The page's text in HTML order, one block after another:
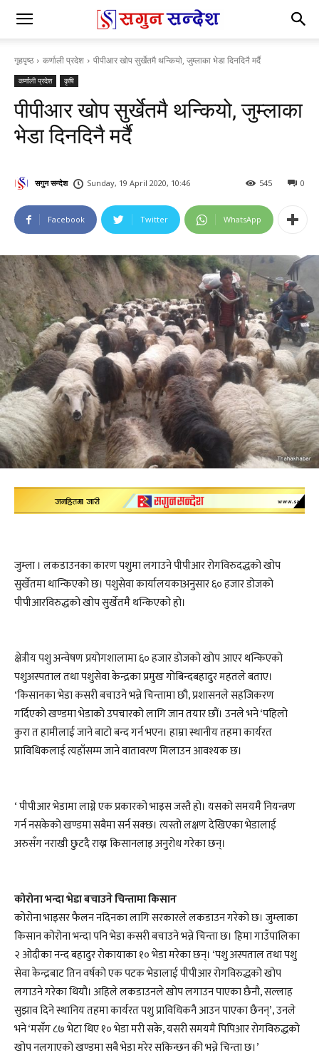
गृहपृष्ठ कर्णाली प्रदेश पीपीआर खोप सुर्खेतमै थन्कियो, जुम्लाका भेडा दिनदिनै मर्दै
कर्णाली प्रदेश कृषि
पीपीआर खोप सुर्खेतमै थन्कियो, जुम्लाका
भेडा दिनदिनै मर्दै
सगुन सन्देश Sunday, 19 April 2020, 10:46 0
545
Facebook Twitter WhatsApp
जुम्ला । लकडाउनका कारण पशुमा लगाउने पीपीआर रोगविरुदद्धको खोप
सुर्खेतमा थान्किएको छ। पशुसेवा कार्यालयकाअनुसार ६० हजार डोजको
पीपीआरविरुद्धको खोप सुर्खेतमै थन्किएको हो।
क्षेत्रीय पशु अन्वेषण प्रयोगशालामा ६० हजार डोजको खोप आएर थन्किएको
पशुअस्पताल तथा पशुसेवा केन्द्रका प्रमुख गोबिन्दबहादुर महतले बताए।
‘किसानका भेडा कसरी बचाउने भन्ने चिन्तामा छौ, प्रशासनले सहजिकरण
गर्दिएको खण्डमा भेडाको उपचारको लागि जान तयार छौं। उनले भने ‘पहिलो
कुरा त हामीलाई जाने बाटो बन्द गर्न भएन। हाम्रा स्थानीय तहमा कार्यरत
प्राविधिकलाई त्यहाँसम्म जाने वातावरण मिलाउन आवश्यक छ।
‘ पीपीआर भेडामा लाग्ने एक प्रकारको भाइस जस्तै हो। यसको समयमै नियन्त्रण
गर्न नसकेको खण्डमा सबैमा सर्न सक्छ। त्यस्तो लक्षण देखिएका भेडालाई
अरुसँग नराखी छुटदै राख्न किसानलाइ अनुरोध गरेका छन्।
कोरोना भन्दा भेडा बचाउने चिन्तामा किसान
कोरोना भाइसर फैलन नदिनका लागि सरकारले लकडाउन गरेको छ। जुम्लाका
किसान कोरोना भन्दा पनि भेडा कसरी बचाउने भन्ने चिन्ता छ। हिमा गाउँपालिका
२ ओदीका नन्द बहादुर रोकायाका १० भेडा मरेका छन्। ‘पशु अस्पताल तथा पशु
सेवा केन्द्रबाट तिन वर्षको एक पटक भेडालाई पीपीआर रोगविरुद्धको खोप
लगाउने गरेका थियौ। अहिले लकडाउनले खोप लगाउन पाएका छैनौ, सल्लाह
सुझाव दिने स्थानिय तहमा कार्यरत पशु प्राविधिकनै आउन पाएका छैनन्’, उनले
भने ‘मसँग ८७ भेटा थिए १० भेडा मरी सके, यसरी समयमै पिपिआर रोगविरुद्धको
खोप नलगाएको खण्डमा सबै भेडा मरेर सकिन्छन की भन्ने चिन्ता छ।’